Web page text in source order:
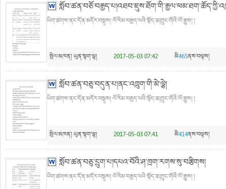
ཡིག་ཚགས་ནང་དོན་མདོར་བསྡུས། ལོ་རིམ་བརྒྱད་པའི་སྟོད་ཆ།ཀྲུང་གོའི་ལོ་རྒྱུས། །
སྤེལ་མཁན། ཡུན་སྟག་ལྷ། 2017-05-03 07:42 མི465ནས་བལྟས།
སློབ་ཚན་བཅུ་བདུན་པ།ནང་འཁྲུག་གི་མེ་ལྕེ།
ཡིག་ཚགས་ནང་དོན་མདོར་བསྡུས། ལོ་རིམ་བརྒྱད་པའི་སྟོད་ཆ།ཀྲུང་གོའི་ལོ་རྒྱུས། །
སྤེལ་མཁན། ཡུན་སྟག་ལྷ། 2017-05-03 07:41 མི414ནས་བལྟས།
སློབ་ཚན་བཅུ་དྲུག་པ།དཔའ་བོའི་ཤ་ཁྲག་རགས་སུ་བརྩིགས།
ཡིག་ཚགས་ནང་དོན་མདོར་བསྡུས། ལོ་རིམ་བརྒྱད་པའི་སྟོད་ཆ།ཀྲུང་གོའི་ལོ་རྒྱུས། །